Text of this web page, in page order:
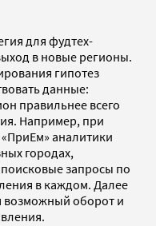
для фудтех-
в новые регионы.
гипотез
данные:
правильнее всего
Например, при
аналитики
городах,
запросы по
в каждом. Далее
возможный оборот и